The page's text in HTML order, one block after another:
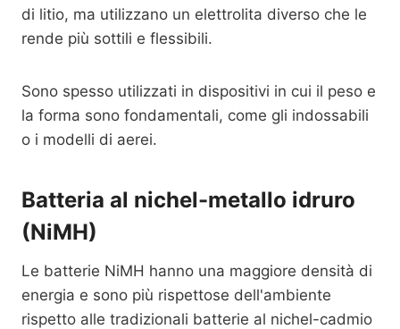
di litio, ma utilizzano un elettrolita diverso che le
rende più sottili e flessibili.
Sono spesso utilizzati in dispositivi in cui il peso e
la forma sono fondamentali, come gli indossabili
o i modelli di aerei.
Batteria al nichel-metallo idruro
(NiMH)
Le batterie NiMH hanno una maggiore densità di
energia e sono più rispettose dell'ambiente
rispetto alle tradizionali batterie al nichel-cadmio